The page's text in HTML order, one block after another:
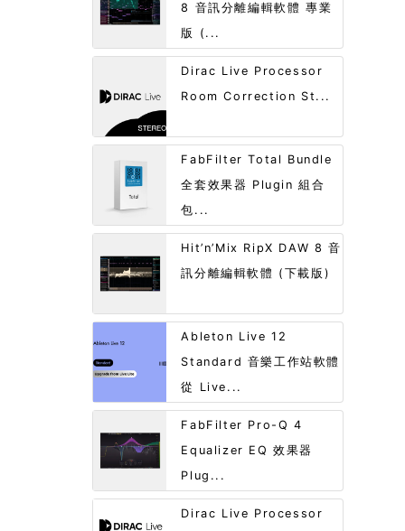
8 音訊分離編輯軟體 專業
版 (...
Dirac Live Processor
Room Correction St...
FabFilter Total Bundle
全套效果器 Plugin 組合
包...
Hit’n’Mix RipX DAW 8 音
訊分離編輯軟體 (下載版)
Ableton Live 12
Standard 音樂工作站軟體
從 Live...
FabFilter Pro-Q 4
Equalizer EQ 效果器
Plug...
Dirac Live Processor